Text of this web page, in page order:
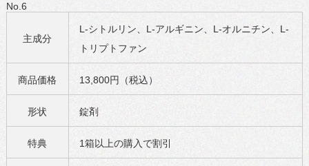
No.6
主成分
L-シトルリン、L-アルギニン、L-オルニチン、L-
トリプトファン
商品価格 13,800円（税込）
形状 錠剤
特典 1箱以上の購入で割引